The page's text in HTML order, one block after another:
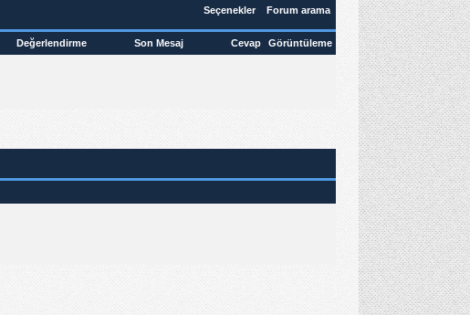
Seçenekler Forum arama
Değerlendirme Son Mesaj Cevap Görüntüleme